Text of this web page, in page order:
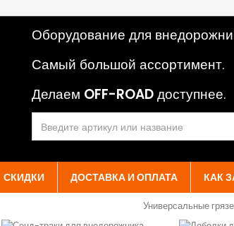
Оборудование для
Самый большой ассортимент.
Делаем OFF-ROADдоступнее.
СКИДКИ ДОСТАВКА И ОПЛАТА КАК